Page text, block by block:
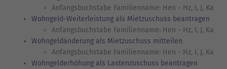
Anfangsbuchstabe Familienname: Hen - Hz, I, J, Ka
Wohngeld-Weiterleistung als Mietzuschuss beantragen
Anfangsbuchstabe Familienname: Hen - Hz, I, J, Ka
Wohngeldänderung als Mietzuschuss mitteilen
Anfangsbuchstabe Familienname: Hen - Hz, I, J, Ka
Wohngelderhöhung als Lastenzuschuss beantragen